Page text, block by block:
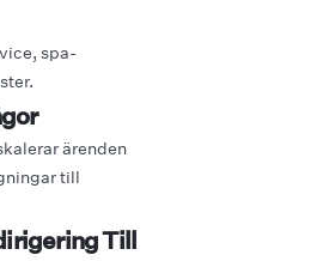
spa-
ärenden
till
Till